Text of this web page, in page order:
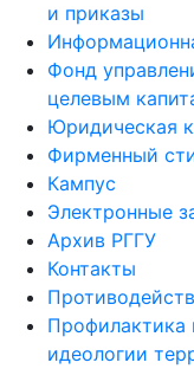
и приказы
Фонд
целевым
Юридическая
Фирменный
Кампус
Электронные
Архив РГГУ
Контакты
Профилактика
идеологии